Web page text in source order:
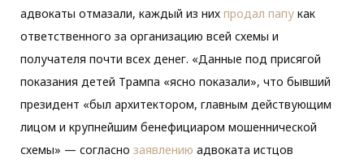
адвокаты отмазали, каждый из них продал папу как
ответственного за организацию всей схемы и
получателя почти всех денег. «Данные под присягой
показания детей Трампа «ясно показали», что бывший
президент «был архитектором, главным действующим
лицом и крупнейшим бенефициаром мошеннической
схемы» — согласно заявлению адвоката истцов